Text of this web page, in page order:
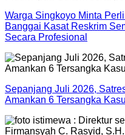
Warga Singkoyo Minta
Banggai Kasat Reskrim
Secara Profesional
Sepanjang Juli 2026,
Amankan 6 Tersangka